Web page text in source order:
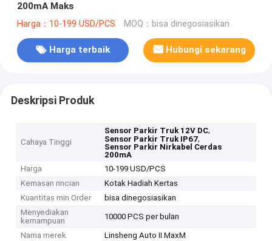
200mA Maks
Harga：10-199 USD/PCS MOQ：bisa dinegosiasikan
Harga terbaik Hubungi sekarang
Deskripsi Produk
Cahaya Tinggi
Sensor Parkir Truk 12V DC,
Sensor Parkir Truk IP67,
Sensor Parkir Nirkabel Cerdas
200mA
Harga
10-199 USD/PCS
Kemasan rincian
Kotak Hadiah Kertas
Kuantitas min Order
bisa dinegosiasikan
Menyediakan
kemampuan
10000 PCS per bulan
Nama merek Linsheng Auto II MaxM